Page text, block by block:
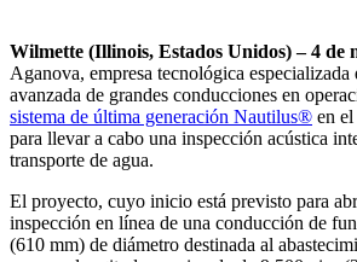
Wilmette (Illinois, Estados Unidos) – 4 de
Aganova, empresa tecnológica especializada
avanzada de grandes conducciones en
sistema de última generación Nautilus® en
para llevar a cabo una inspección acústica
transporte de agua.
El proyecto, cuyo inicio está previsto para
inspección en línea de una conducción de
(610 mm) de diámetro destinada al